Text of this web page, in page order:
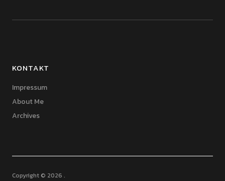
KONTAKT
Impressum
About Me
Archives
Copyright © 2026